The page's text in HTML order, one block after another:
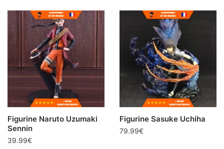
Figurine Naruto Uzumaki
Sennin
39.99€
Figurine Sasuke Uchiha
79.99€